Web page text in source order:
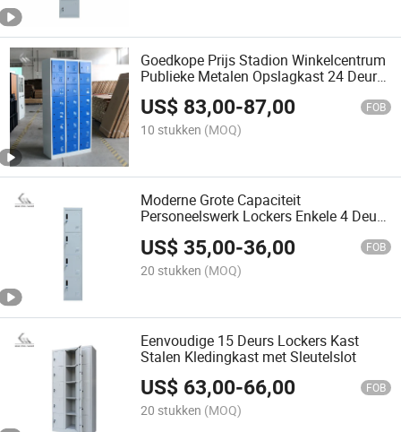
Goedkope Prijs Stadion Winkelcentrum
Publieke Metalen Opslagkast 24 Deur
Stalen Locker met Sleutelslot
US$ 83,00-87,00 FOB
10 stukken (MOQ)
Moderne Grote Capaciteit
Personeelswerk Lockers Enkele 4 Deur
US$35,00-36,00 FOB
20 stukken (MOQ)
Eenvoudige 15 Deurs Lockers Kast
Stalen Kledingkast met Sleutelslot
US$ 63,00-66,00 FOB
20 stukken (MOQ)